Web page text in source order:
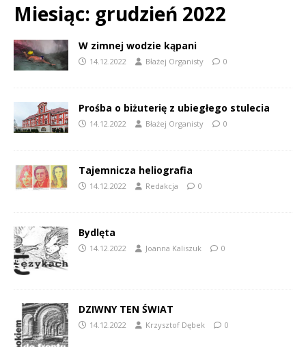
Miesiąc: grudzień 2022
W zimnej wodzie kąpani
14.12.2022 Błażej Organisty 0
Prośba o biżuterię z ubiegłego stulecia
14.12.2022 Błażej Organisty 0
Tajemnicza heliografia
14.12.2022 Redakcja 0
Bydlęta
14.12.2022 Joanna Kaliszuk 0
DZIWNY TEN ŚWIAT
14.12.2022 Krzysztof Dębek 0